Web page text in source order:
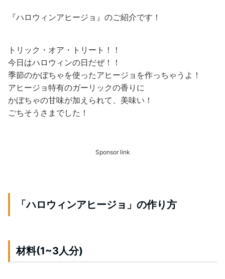
『ハロウィンアヒージョ』のご紹介です！
トリック・オア・トリート！！
今日はハロウィンの日だぜ！！
季節のかぼちゃを使ったアヒージョを作っちゃうよ！
アヒージョ特有のガーリックの香りに
かぼちゃの甘味が加えられて、美味い！
ごちそうさまでした！
Sponsor link
「ハロウィンアヒージョ」の作り方
材料(1~3人分)